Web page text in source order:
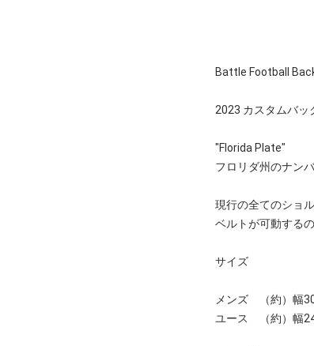
Battle Football
2023 カスタムバッ
"Florida Plate"
フロリダ州のナン
現行の全てのショ
ベルトが可動する
サイズ
メンズ （約）幅
ユース （約）幅